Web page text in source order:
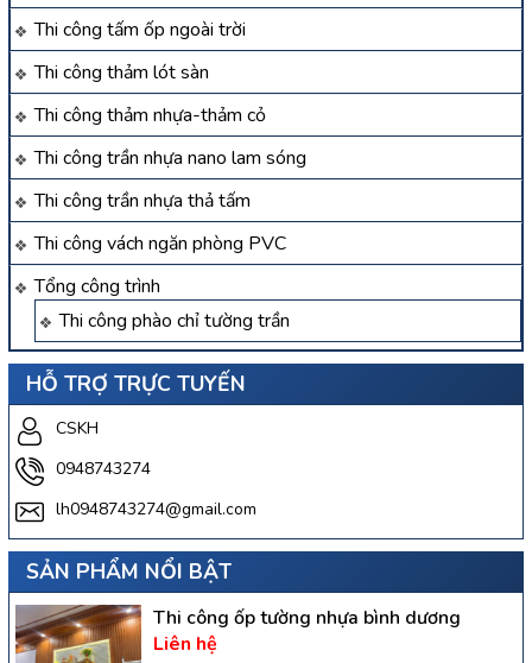
Thi công tấm ốp ngoài trời
Thi công thảm lót sàn
Thi công thảm nhựa-thảm cỏ
Thi công trần nhựa nano lam sóng
Thi công trần nhựa thả tấm
Thi công vách ngăn phòng PVC
Tổng công trình
Thi công phào chỉ tường trần
HỖ TRỢ TRỰC TUYẾN
CSKH
0948743274
lh0948743274@gmail.com
SẢN PHẨM NỔI BẬT
Thi công ốp tường nhựa bình dương
Liên hệ